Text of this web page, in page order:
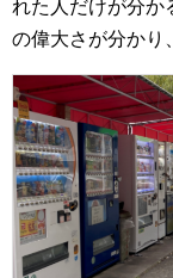
れた人だけが分か
の偉大さが分かり